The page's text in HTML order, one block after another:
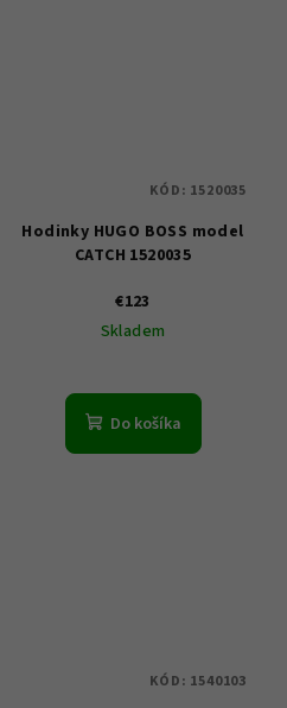
Hodinky HUGO BOSS model
CATCH 1520035
€123
Skladem
Do košíka
KÓD: 1520035
KÓD: 1540103